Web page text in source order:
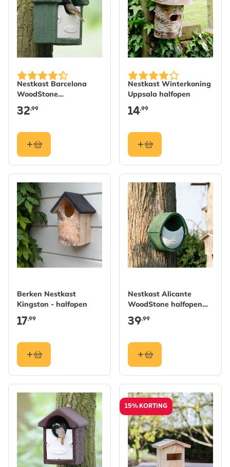
Nestkast Barcelona
WoodStone
halfholenbroeder Groen
32,99
Nestkast Winterkoning
Uppsala halfopen
14,99
Berken Nestkast
Kingston - halfopen
17,99
Nestkast Alicante
WoodStone halfopen
Groen
39,99
15% KORTING